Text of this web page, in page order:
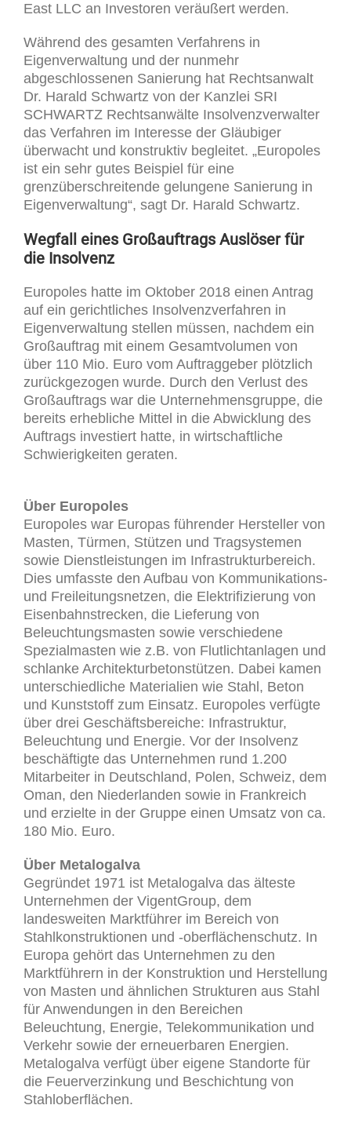
East LLC an Investoren veräußert werden.
Während des gesamten Verfahrens in
Eigenverwaltung und der nunmehr
abgeschlossenen Sanierung hat Rechtsanwalt
Dr. Harald Schwartz von der Kanzlei SRI
SCHWARTZ Rechtsanwälte Insolvenzverwalter
das Verfahren im Interesse der Gläubiger
überwacht und konstruktiv begleitet. „Europoles
ist ein sehr gutes Beispiel für eine
grenzüberschreitende gelungene Sanierung in
Eigenverwaltung“, sagt Dr. Harald Schwartz.
Wegfall eines Großauftrags Auslöser für
die Insolvenz
Europoles hatte im Oktober 2018 einen Antrag
auf ein gerichtliches Insolvenzverfahren in
Eigenverwaltung stellen müssen, nachdem ein
Großauftrag mit einem Gesamtvolumen von
über 110 Mio. Euro vom Auftraggeber plötzlich
zurückgezogen wurde. Durch den Verlust des
Großauftrags war die Unternehmensgruppe, die
bereits erhebliche Mittel in die Abwicklung des
Auftrags investiert hatte, in wirtschaftliche
Schwierigkeiten geraten.
Über Europoles
Europoles war Europas führender Hersteller von
Masten, Türmen, Stützen und Tragsystemen
sowie Dienstleistungen im Infrastrukturbereich.
Dies umfasste den Aufbau von Kommunikations-
und Freileitungsnetzen, die Elektrifizierung von
Eisenbahnstrecken, die Lieferung von
Beleuchtungsmasten sowie verschiedene
Spezialmasten wie z.B. von Flutlichtanlagen und
schlanke Architekturbetonstützen. Dabei kamen
unterschiedliche Materialien wie Stahl, Beton
und Kunststoff zum Einsatz. Europoles verfügte
über drei Geschäftsbereiche: Infrastruktur,
Beleuchtung und Energie. Vor der Insolvenz
beschäftigte das Unternehmen rund 1.200
Mitarbeiter in Deutschland, Polen, Schweiz, dem
Oman, den Niederlanden sowie in Frankreich
und erzielte in der Gruppe einen Umsatz von ca.
180 Mio. Euro.
Über Metalogalva
Gegründet 1971 ist Metalogalva das älteste
Unternehmen der VigentGroup, dem
landesweiten Marktführer im Bereich von
Stahlkonstruktionen und -oberflächenschutz. In
Europa gehört das Unternehmen zu den
Marktführern in der Konstruktion und Herstellung
von Masten und ähnlichen Strukturen aus Stahl
für Anwendungen in den Bereichen
Beleuchtung, Energie, Telekommunikation und
Verkehr sowie der erneuerbaren Energien.
Metalogalva verfügt über eigene Standorte für
die Feuerverzinkung und Beschichtung von
Stahloberflächen.